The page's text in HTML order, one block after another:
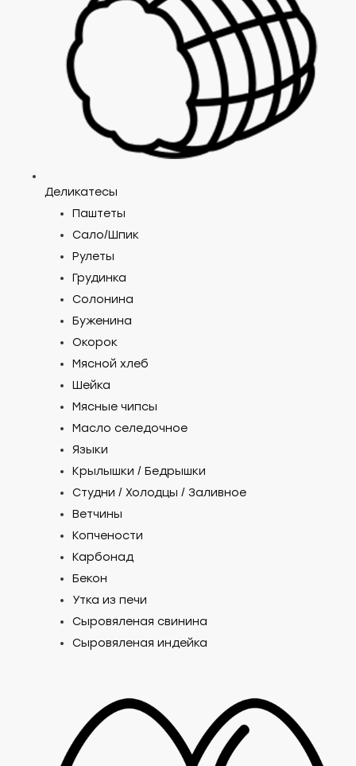
Деликатесы
Паштеты
Cало/Шпик
Рулеты
Грудинка
Солонина
Буженина
Окорок
Мясной хлеб
Шейка
Мясные чипсы
Масло селедочное
Языки
Крылышки / Бедрышки
Студни / Холодцы / Заливное
Ветчины
Копчености
Карбонад
Бекон
Утка из печи
Сыровяленая свинина
Сыровяленая индейка